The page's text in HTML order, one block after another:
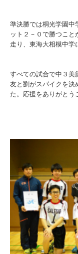
準決勝では桐光学園中
ット２－０で勝つこ
走り、東海大相模中学
すべての試合で中３美
友と劉がスパイクを決
た。応援をありがとう